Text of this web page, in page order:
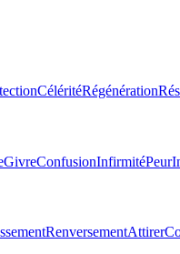
CéléritéRégénération
GivreConfusionInfirmitéPeur
RenversementAttirer